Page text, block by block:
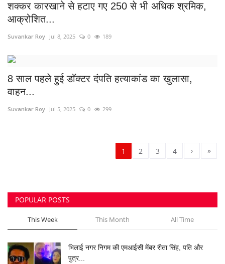
शक्कर कारखाने से हटाए गए 250 से भी अधिक श्रमिक,
आक्रोशित...
Suvankar Roy Jul 8, 2025 0 189
8 साल पहले हुई डाॅक्टर दंपति हत्याकांड का खुलासा,
वाहन...
Suvankar Roy Jul 5, 2025 0 299
1 2 3 4 › »
POPULAR POSTS
This Week This Month All Time
भिलाई नगर निगम की एमआईसी मेंबर रीता सिंह, पति और
पुत्र...